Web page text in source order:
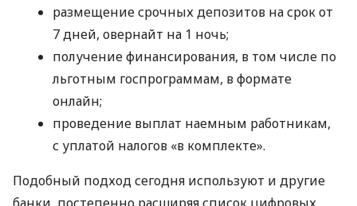
размещение срочных депозитов на срок от
7 дней, овернайт на 1 ночь;
получение финансирования, в том числе по
льготным госпрограммам, в формате
онлайн;
проведение выплат наемным работникам,
с уплатой налогов «в комплекте».
Подобный подход сегодня используют и другие